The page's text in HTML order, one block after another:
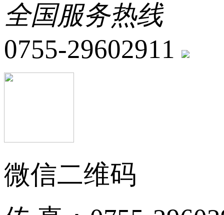
全国服务热线
0755-29602911
微信二维码